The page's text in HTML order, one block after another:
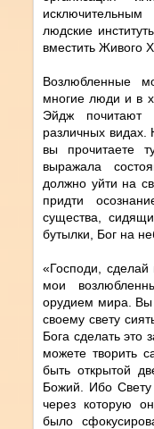
людские
вместить Живого
Возлюбленные
многие люди и в
Эйдж почитают
различных видах.
вы прочитаете
выражала
должно уйти на
придти
существа,
бутылки, Бог на
«Господи,
мои
орудием мира. Вы
своему свету
Бога сделать это
можете творить
быть открытой
Божий. Ибо Свету
через которую
было